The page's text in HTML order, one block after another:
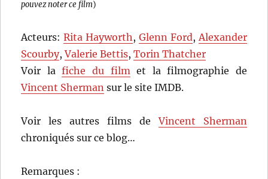
pouvez noter ce film)
Acteurs:Rita Hayworth, Glenn Ford,Alexander
Scourby,Valerie Bettis,Torin Thatcher
Voir lafiche du filmet la filmographie de
Vincent Sherman sur le site IMDB.
Voir les autres films deVincent Sherman
chroniqués sur ce blog…
Remarques :